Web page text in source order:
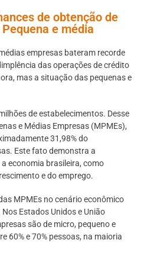
de obtenção de
e média
empresas bateram recorde
das operações de crédito
mas a situação das pequenas e
de estabelecimentos. Desse
e Médias Empresas (MPMEs),
31,98% do
Este fato demonstra a
economia brasileira, como
e do emprego.
MPMEs no cenário econômico
Estados Unidos e União
são de micro, pequeno e
60% e 70% pessoas, na maioria